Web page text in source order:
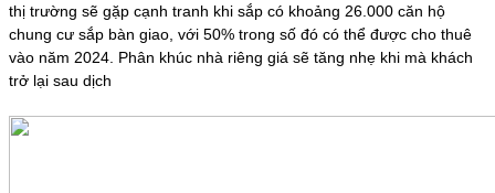
thị trường sẽ gặp cạnh tranh khi sắp có khoảng 26.000 căn hộ
chung cư sắp bàn giao, với 50% trong số đó có thể được cho thuê
vào năm 2024. Phân khúc nhà riêng giá sẽ tăng nhẹ khi mà khách
trở lại sau dịch